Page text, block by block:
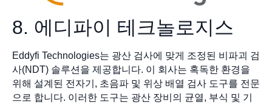
8. 에디파이 테크놀로지스
Eddyfi Technologies는 광산 검사에 맞게 조정된 비파괴 검
사(NDT) 솔루션을 제공합니다. 이 회사는 혹독한 환경을
위해 설계된 전자기, 초음파 및 위상 배열 검사 도구를 전문
으로 합니다. 이러한 도구는 광산 장비의 균열, 부식 및 기